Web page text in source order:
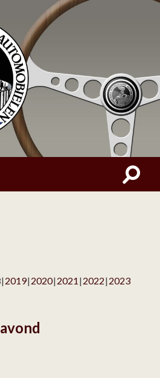
2019 2020 2021 2022 2023